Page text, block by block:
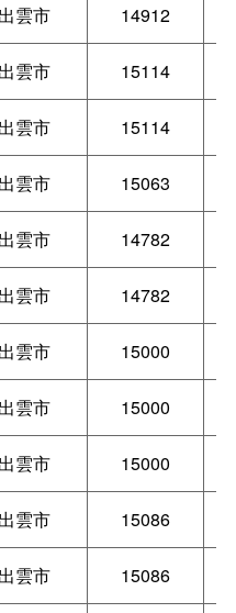
出雲市 14912
出雲市 15114
出雲市 15114
出雲市 15063
出雲市 14782
出雲市 14782
出雲市 15000
出雲市 15000
出雲市 15000
出雲市 15086
出雲市 15086